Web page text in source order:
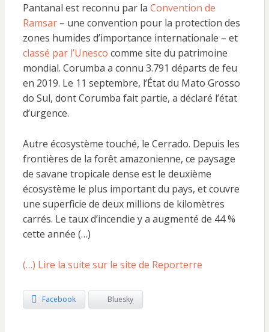
Pantanal est reconnu par la Convention de
Ramsar– une convention pour la protection des
zones humides d’importance internationale – et
classé par l’Unesco comme site du patrimoine
mondial. Corumba a connu 3.791 départs de feu
en 2019. Le 11 septembre, l’État du Mato Grosso
do Sul, dont Corumba fait partie, a déclaré l’état
d’urgence.
Autre écosystème touché, le Cerrado. Depuis les
frontières de la forêt amazonienne, ce paysage
de savane tropicale dense est le deuxième
écosystème le plus important du pays, et couvre
une superficie de deux millions de kilomètres
carrés. Le taux d’incendie y a augmenté de 44 %
cette année (…)
(…) Lire la suite sur le site de Reporterre
Facebook Bluesky